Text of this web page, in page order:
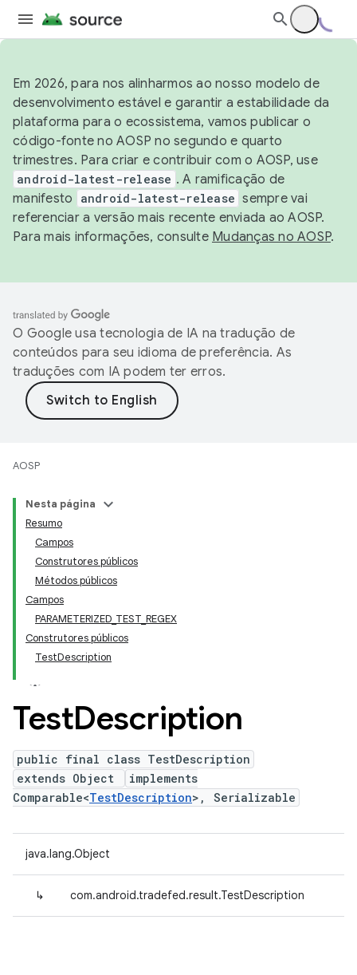
Em 2026, para nos alinharmos ao nosso modelo de
desenvolvimento estável e garantir a estabilidade da
plataforma para o ecossistema, vamos publicar o
código-fonte no AOSP no segundo e quarto
trimestres. Para criar e contribuir com o AOSP, use
android-latest-release . A ramificação de
manifesto
android-latest-release sempre vai
referenciar a versão mais recente enviada ao AOSP.
Para mais informações, consulte Mudanças no AOSP.
O Google usa tecnologia de IA na tradução de
conteúdos para seu idioma de preferência. As
traduções com IA podem ter erros.
AOSP
Nesta página
Resumo
Campos
Construtores públicos
Métodos públicos
Campos
PARAMETERIZED_TEST_REGEX
Construtores públicos
TestDescription
TestDescription
public final class TestDescription
extends Object
implements
Comparable<TestDescription>, Serializable
java.lang.Object
↳ com.android.tradefed.result.TestDescription